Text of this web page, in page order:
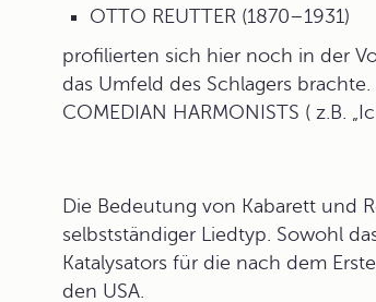
OTTO REUTTER (1870–1931)
profilierten sich hier noch in der
das Umfeld des Schlagers
COMEDIAN HARMONISTS ( z.B.
Die Bedeutung von Kabarett und
selbstständiger Liedtyp. Sowohl
Katalysators für die nach dem
den USA.